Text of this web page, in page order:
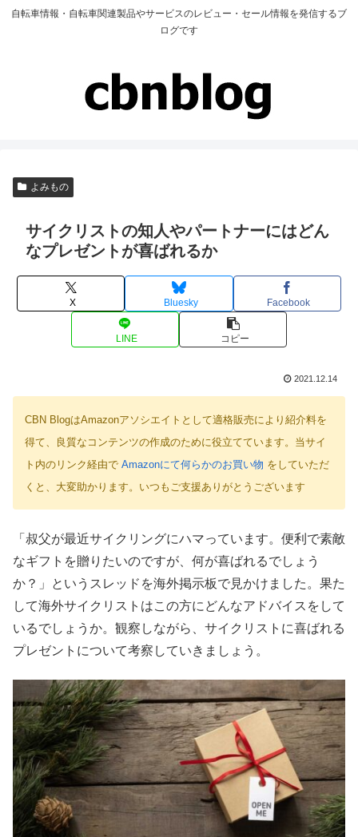
自転車情報・自転車関連製品やサービスのレビュー・セール情報を発信するブ
ログです
よみもの
サイクリストの知人やパートナーにはどん
なプレゼントが喜ばれるか
X Bluesky Facebook
LINE コピー
2021.12.14
CBN BlogはAmazonアソシエイトとして適格販売により紹介料を
得て、良質なコンテンツの作成のために役立てています。当サイ
ト内のリンク経由で Amazonにて何らかのお買い物 をしていただ
くと、大変助かります。いつもご支援ありがとうございます
「叔父が最近サイクリングにハマっています。便利で素敵
なギフトを贈りたいのですが、何が喜ばれるでしょう
か？」というスレッドを海外掲示板で見かけました。果た
して海外サイクリストはこの方にどんなアドバイスをして
いるでしょうか。観察しながら、サイクリストに喜ばれる
プレゼントについて考察していきましょう。